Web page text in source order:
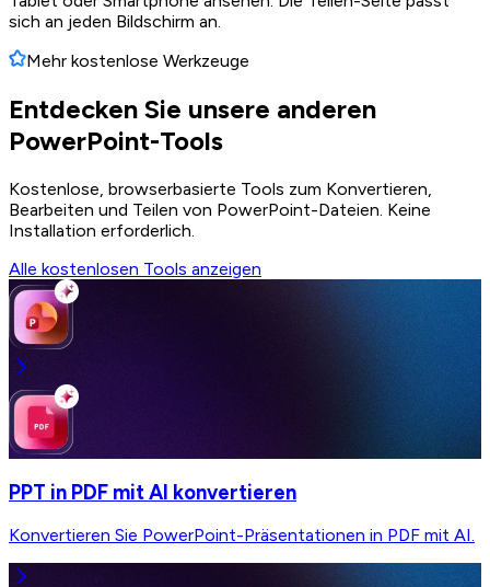
sich an jeden Bildschirm an.
Mehr kostenlose Werkzeuge
Entdecken Sie unsere anderen
PowerPoint-Tools
Kostenlose, browserbasierte Tools zum Konvertieren,
Bearbeiten und Teilen von PowerPoint-Dateien. Keine
Installation erforderlich.
Alle kostenlosen Tools anzeigen
PPT in PDF mit AI konvertieren
Konvertieren Sie PowerPoint-Präsentationen in PDF mit AI.